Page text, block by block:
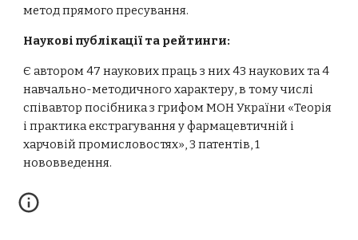
метод прямого пресування.
Наукові публікації та рейтинги:
Є автором 47 наукових праць з них 43 наукових та 4
навчально-методичного характеру, в тому числі
співавтор посібника з грифом МОН України «Теорія
і практика екстрагування у фармацевтичній і
харчовій промисловостях», 3 патентів, 1
нововведення.